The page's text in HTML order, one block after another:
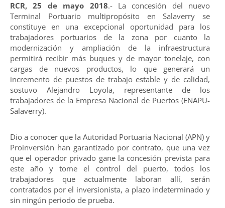
RCR, 25 de mayo 2018.- La concesión del nuevo
Terminal Portuario multipropósito en Salaverry se
constituye en una excepcional oportunidad para los
trabajadores portuarios de la zona por cuanto la
modernización y ampliación de la infraestructura
permitirá recibir más buques y de mayor tonelaje, con
cargas de nuevos productos, lo que generará un
incremento de puestos de trabajo estable y de calidad,
sostuvo Alejandro Loyola, representante de los
trabajadores de la Empresa Nacional de Puertos (ENAPU-
Salaverry).
Dio a conocer que la Autoridad Portuaria Nacional (APN) y
Proinversión han garantizado por contrato, que una vez
que el operador privado gane la concesión prevista para
este año y tome el control del puerto, todos los
trabajadores que actualmente laboran allí, serán
contratados por el inversionista, a plazo indeterminado y
sin ningún periodo de prueba.